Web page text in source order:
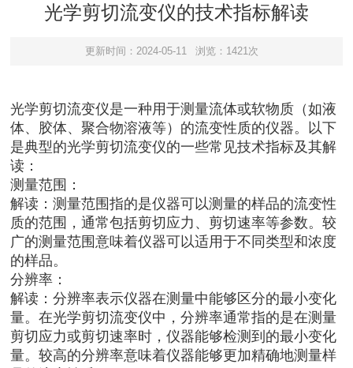
光学剪切流变仪的技术指标解读
更新时间：2024-05-11 浏览：1421次
光学剪切流变仪是一种用于测量流体或软物质（如液
体、胶体、聚合物溶液等）的流变性质的仪器。以下
是典型的光学剪切流变仪的一些常见技术指标及其解
读：
测量范围：
解读：测量范围指的是仪器可以测量的样品的流变性
质的范围，通常包括剪切应力、剪切速率等参数。较
广的测量范围意味着仪器可以适用于不同类型和浓度
的样品。
分辨率：
解读：分辨率表示仪器在测量中能够区分的最小变化
量。在光学剪切流变仪中，分辨率通常指的是在测量
剪切应力或剪切速率时，仪器能够检测到的最小变化
量。较高的分辨率意味着仪器能够更加精确地测量样